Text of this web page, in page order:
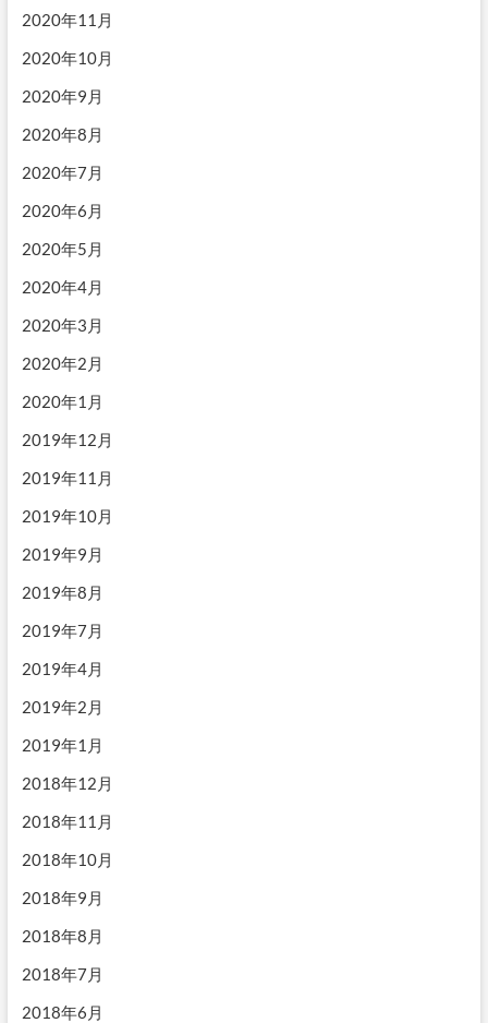
2020年11月
2020年10月
2020年9月
2020年8月
2020年7月
2020年6月
2020年5月
2020年4月
2020年3月
2020年2月
2020年1月
2019年12月
2019年11月
2019年10月
2019年9月
2019年8月
2019年7月
2019年4月
2019年2月
2019年1月
2018年12月
2018年11月
2018年10月
2018年9月
2018年8月
2018年7月
2018年6月